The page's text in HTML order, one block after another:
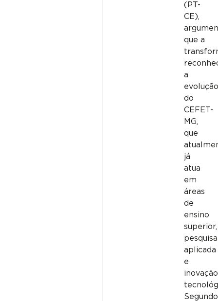
(PT-
CE),
que a
a
evolução
do
CEFET-
MG,
que
já
atua
em
áreas
de
ensino
superior,
pesquisa
aplicada
e
inovação
Segundo